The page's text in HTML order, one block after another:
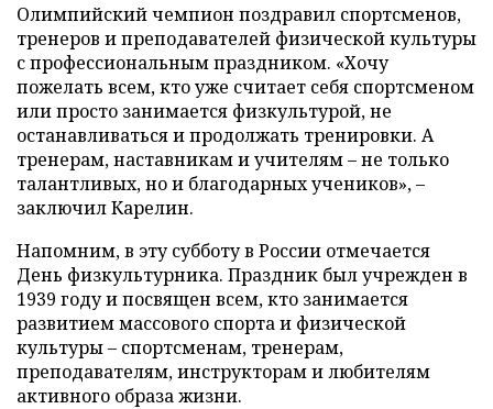
Олимпийский чемпион поздравил спортсменов,
тренеров и преподавателей физической культуры
с профессиональным праздником. «Хочу
пожелать всем, кто уже считает себя спортсменом
или просто занимается физкультурой, не
останавливаться и продолжать тренировки. А
тренерам, наставникам и учителям – не только
талантливых, но и благодарных учеников», –
заключил Карелин.
Напомним, в эту субботу в России отмечается
День физкультурника. Праздник был учрежден в
1939 году и посвящен всем, кто занимается
развитием массового спорта и физической
культуры – спортсменам, тренерам,
преподавателям, инструкторам и любителям
активного образа жизни.